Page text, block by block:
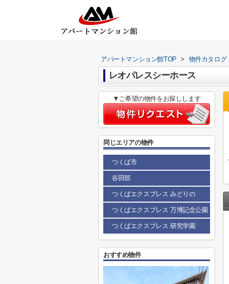
アパートマンション館TOP > 物件カタログ
レオパレスシーホース
▼ご希望の物件をお探しします
同じエリアの物件
つくば市
谷田部
つくばエクスプレス みどりの
つくばエクスプレス 万博記念公園
つくばエクスプレス 研究学園
おすすめ物件